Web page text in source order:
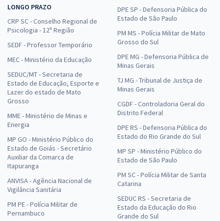
LONGO PRAZO
CRP SC - Conselho Regional de
Psicologia - 12ª Região
SEDF - Professor Temporário
MEC - Ministério da Educação
SEDUC/MT - Secretaria de
Estado de Educação, Esporte e
Lazer do estado de Mato
Grosso
MME - Ministério de Minas e
Energia
MP GO - Ministério Público do
Estado de Goiás - Secretário
Auxiliar da Comarca de
Itapuranga
ANVISA - Agência Nacional de
Vigilância Sanitária
PM PE - Polícia Militar de
Pernambuco
DPE SP - Defensoria Pública do
Estado de São Paulo
PM MS - Polícia Militar de Mato
Grosso do Sul
DPE MG - Defensoria Pública de
Minas Gerais
TJ MG - Tribunal de Justiça de
Minas Gerais
CGDF - Controladoria Geral do
Distrito Federal
DPE RS - Defensoria Pública do
Estado do Rio Grande do Sul
MP SP - Ministério Público do
Estado de São Paulo
PM SC - Polícia Militar de Santa
Catarina
SEDUC RS - Secretaria de
Estado da Educação do Rio
Grande do Sul